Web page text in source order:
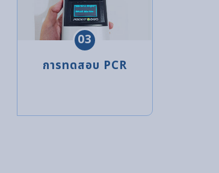
03
การทดสอบ PCR